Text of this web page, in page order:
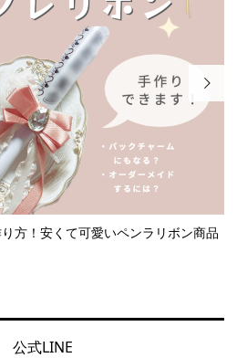
会で準備することは？必要なものって

公式LINE